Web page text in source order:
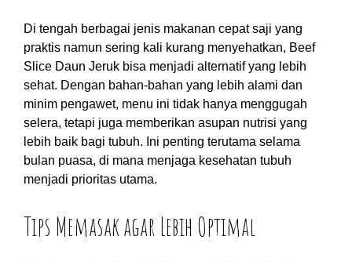
Di tengah berbagai jenis makanan cepat saji yang
praktis namun sering kali kurang menyehatkan, Beef
Slice Daun Jeruk bisa menjadi alternatif yang lebih
sehat. Dengan bahan-bahan yang lebih alami dan
minim pengawet, menu ini tidak hanya menggugah
selera, tetapi juga memberikan asupan nutrisi yang
lebih baik bagi tubuh. Ini penting terutama selama
bulan puasa, di mana menjaga kesehatan tubuh
menjadi prioritas utama.
Tips Memasak agar Lebih Optimal